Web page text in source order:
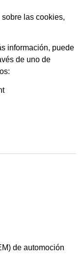
las cookies,
información, puede
de uno de
de automoción